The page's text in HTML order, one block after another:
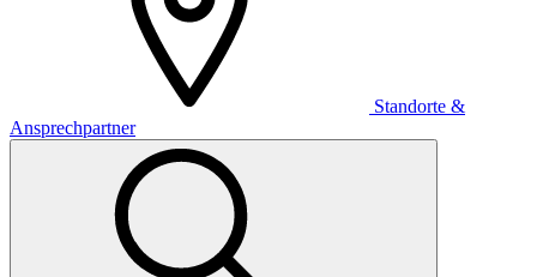
Standorte &
Ansprechpartner